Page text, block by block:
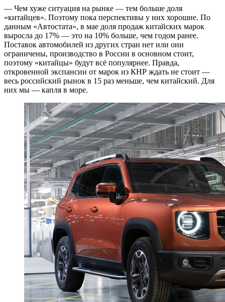
— Чем хуже ситуация на рынке — тем больше доля
«китайцев». Поэтому пока перспективы у них хорошие. По
данным «Автостата», в мае доля продаж китайских марок
выросла до 17% — это на 10% больше, чем годом ранее.
Поставок автомобилей из других стран нет или они
ограничены, производство в России в основном стоит,
поэтому «китайцы» будут всё популярнее. Правда,
откровенной экспансии от марок из КНР ждать не стоит —
весь российский рынок в 15 раз меньше, чем китайский. Для
них мы — капля в море.